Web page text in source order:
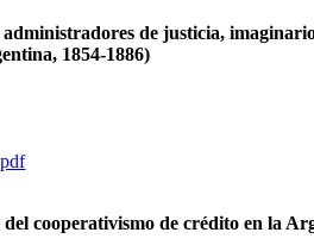
de justicia,
1854-1886)
cooperativismo de crédito en la